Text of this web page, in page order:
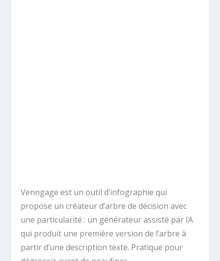
Venngage est un outil d’infographie qui
propose un créateur d’arbre de décision avec
une particularité : un générateur assisté par IA
qui produit une première version de l’arbre à
partir d’une description texte. Pratique pour